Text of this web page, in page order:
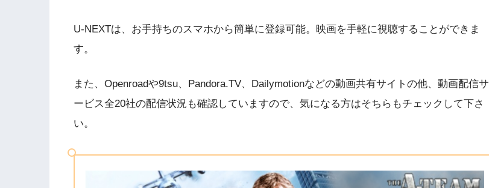
U-NEXTは、お手持ちのスマホから簡単に登録可能。映画を手軽に視聴することができま
す。
また、Openroadや9tsu、Pandora.TV、Dailymotionなどの動画共有サイトの他、動画配信サ
ービス全20社の配信状況も確認していますので、気になる方はそちらもチェックして下さ
い。